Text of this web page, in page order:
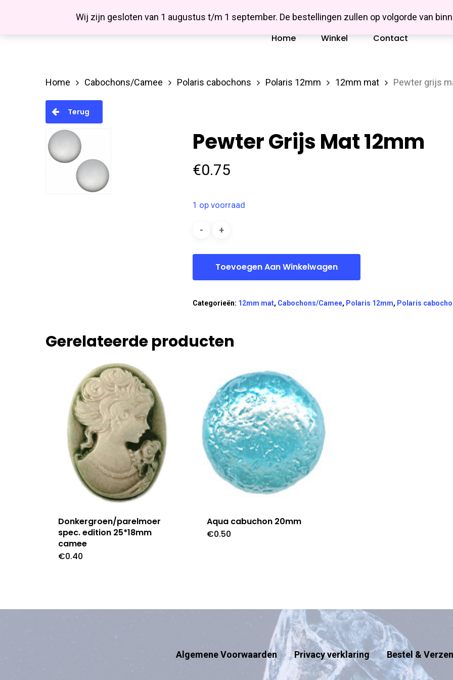
Wij zijn gesloten van 1 augustus t/m 1 september. De bestellingen zullen op volgorde van
Hit enter to search or ESC to close
Missbluesieraden
Facebook
Home
Winkel Contact
Home Cabochons/Camee Polaris cabochons Polaris 12mm 12mm mat Pewter grijs
Terug
Pewter Grijs Mat 12mm
€0.75
1 op voorraad
Toevoegen Aan Winkelwagen
Categorieën: 12mm mat, Cabochons/Camee, Polaris 12mm, Polaris
Gerelateerde producten
Donkergroen/parelmoer
spec. edition 25*18mm
camee
€0.40
Aqua cabuchon 20mm
€0.50
Algemene Voorwaarden Privacy verklaring Bestel &